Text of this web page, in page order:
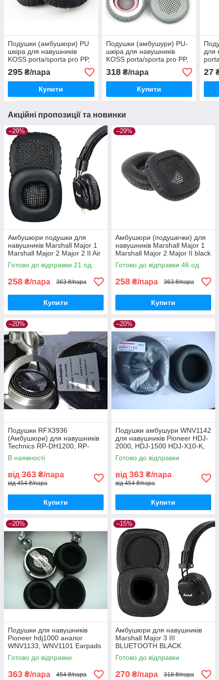
Подушки (амбушюри) PU
шкіра для навушників
KOSS porta/sporta pro PP,
PX200 PX100 PX80
KSC11, KSC17, KSC75,
KTX
295 ₴/пара
Купити
Подушки (амбушури) PU-
шкіра для навушників
KOSS porta/sporta pro PP,
PX200 PX100 PX80
KSC11, KSC17, KSC75,
KTX
318₴/пара
Купити
для
27
Акційні пропозиції та новинки
–29%
Амбушюри подушки для
навушників Marshall Major 1
Marshall Major 2 Major 2 II Air
Music Go Play Black
Готово до відправки 21 од.
258 ₴/пара 363 ₴/пара
Купити
–29%
Амбушюри (подушечки) для
навушників Marshall Major 1
Marshall Major 2 Major II black
Готово до відправки 46 од.
258 ₴/пара 363 ₴/пара
Купити
–20%
Подушки RFX3936
(Амбушюри) для навушників
Technics RP-DH1200, RP-
DH1201, RP-DH1250
В наявності
від 363 ₴/пара
від 454 ₴/пара
Купити
–20%
Подушки амбушури WNV1142
для навушників Pioneer HDJ-
2000, HDJ-1500 HDJ-X10-K,
HDJ-X5, HDJ-X7
Готово до відправки
від 363 ₴/пара
від 454 ₴/пара
Купити
–20%
Подушки для навушників
Pioneer hdj1000 аналог
WNV1133, WNV1101 Earpads
Готово до відправки
363 ₴/пара 454 ₴/пара
–15%
Амбушюри для навушників
Marshall Major 3 III
BLUETOOTH BLACK
Готово до відправки
270 ₴/пара 318 ₴/пара